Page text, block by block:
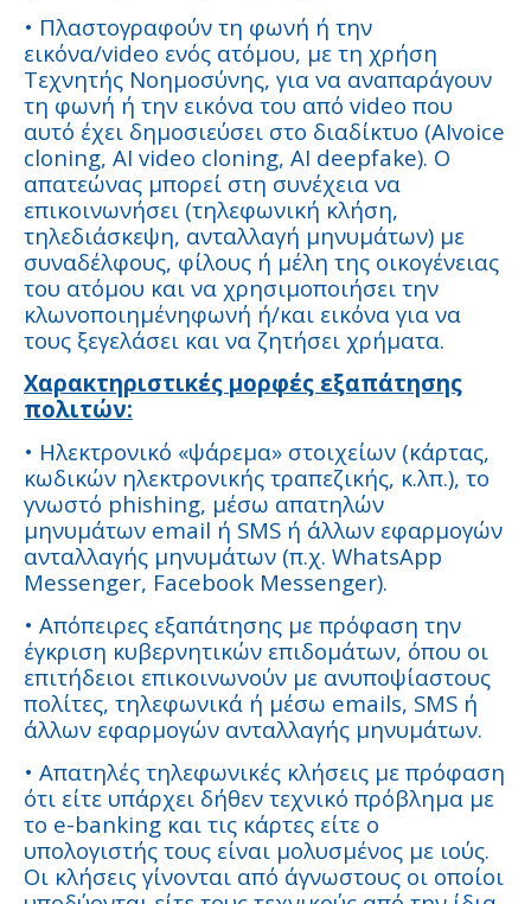
• Πλαστογραφούν τη φωνή ή την
εικόνα/video ενός ατόμου, με τη χρήση
Τεχνητής Νοημοσύνης, για να αναπαράγουν
τη φωνή ή την εικόνα του από video που
αυτό έχει δημοσιεύσει στο διαδίκτυο (AIvoice
cloning, AI video cloning, AI deepfake). Ο
απατεώνας μπορεί στη συνέχεια να
επικοινωνήσει (τηλεφωνική κλήση,
τηλεδιάσκεψη, ανταλλαγή μηνυμάτων) με
συναδέλφους, φίλους ή μέλη της οικογένειας
του ατόμου και να χρησιμοποιήσει την
κλωνοποιημένηφωνή ή/και εικόνα για να
τους ξεγελάσει και να ζητήσει χρήματα.
Χαρακτηριστικές μορφές εξαπάτησης
πολιτών:
• Ηλεκτρονικό «ψάρεμα» στοιχείων (κάρτας,
κωδικών ηλεκτρονικής τραπεζικής, κ.λπ.), το
γνωστό phishing, μέσω απατηλών
μηνυμάτων email ή SMS ή άλλων εφαρμογών
ανταλλαγής μηνυμάτων (π.χ. WhatsApp
Messenger, Facebook Messenger).
• Απόπειρες εξαπάτησης με πρόφαση την
έγκριση κυβερνητικών επιδομάτων, όπου οι
επιτήδειοι επικοινωνούν με ανυποψίαστους
πολίτες, τηλεφωνικά ή μέσω emails, SMS ή
άλλων εφαρμογών ανταλλαγής μηνυμάτων.
• Απατηλές τηλεφωνικές κλήσεις με πρόφαση
ότι είτε υπάρχει δήθεν τεχνικό πρόβλημα με
το e-banking και τις κάρτες είτε ο
υπολογιστής τους είναι μολυσμένος με ιούς.
Οι κλήσεις γίνονται από άγνωστους οι οποίοι